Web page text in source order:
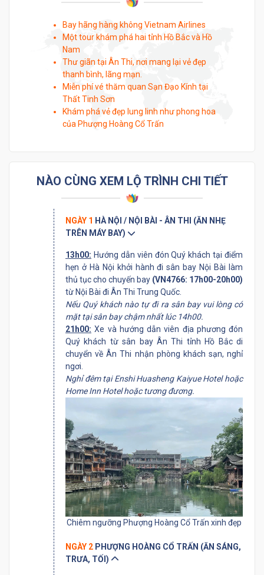
Bay hãng hàng không Vietnam Airlines
Một tour khám phá hai tỉnh Hồ Bắc và Hồ
Nam
Thư giãn tại Ân Thi, nơi mang lại vẻ đẹp
thanh bình, lãng mạn.
Miễn phí vé thăm quan Sạn Đạo Kính tại
Thất Tinh Sơn
Khám phá vẻ đẹp lung linh như phong hoa
của Phượng Hoàng Cổ Trấn
NÀO CÙNG XEM LỘ TRÌNH CHI TIẾT
NGÀY 1 HÀ NỘI / NỘI BÀI - ÂN THI (ĂN NHẸ
TRÊN MÁY BAY)
13h00: Hướng dẫn viên đón Quý khách tại điểm
hẹn ở Hà Nội khởi hành đi sân bay Nội Bài làm
thủ tục cho chuyến bay (VN4766: 17h00-20h00)
từ Nội Bài đi Ân Thi Trung Quốc.
Nếu Quý khách nào tự đi ra sân bay vui lòng có
mặt tại sân bay chậm nhất lúc 14h00.
21h00: Xe và hướng dẫn viên địa phương đón
Quý khách từ sân bay Ân Thi tỉnh Hồ Bắc di
chuyển về Ân Thi nhận phòng khách sạn, nghỉ
ngơi.
Nghỉ đêm tại Enshi Huasheng Kaiyue Hotel hoặc
Home Inn Hotel hoặc tương đương.
Chiêm ngưỡng Phượng Hoàng Cổ Trấn xinh đẹp
NGÀY 2 PHƯỢNG HOÀNG CỔ TRẤN (ĂN SÁNG,
TRƯA, TỐI)